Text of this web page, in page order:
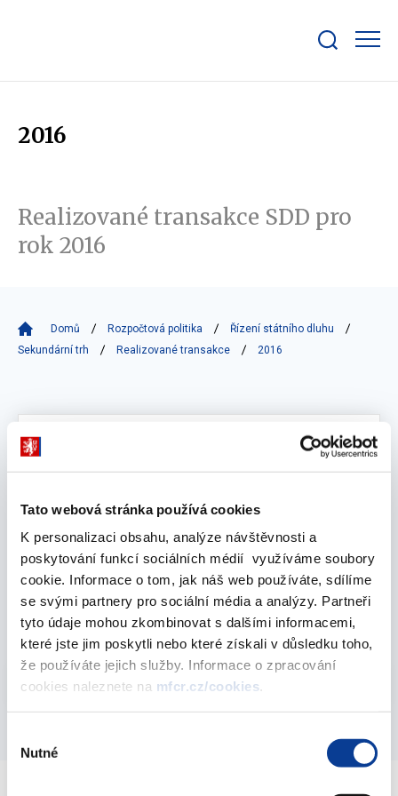
Tato webová stránka používá cookies
K personalizaci obsahu, analýze návštěvnosti a
poskytování funkcí sociálních médií využíváme soubory
cookie. Informace o tom, jak náš web používáte, sdílíme
se svými partnery pro sociální média a analýzy. Partneři
tyto údaje mohou zkombinovat s dalšími informacemi,
které jste jim poskytli nebo které získali v důsledku toho,
že používáte jejich služby. Informace o zpracování
cookies naleznete na mfcr.cz/cookies.
souhlasu
Nutné
bar
2016
Realizované transakce SDD pro
rok 2016
Domů Rozpočtová politika
Řízení státního dluhu
Sekundární trh
Realizované transakce 2016
Vyberte
2016
leden 2017
Realizované transakce pro rok 2016
17. ledna 2017
Vyberte
2016